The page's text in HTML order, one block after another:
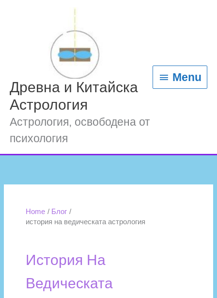
Древна и Китайска
Астрология
Астрология, освободена от
психология
Menu
Home
Блог
история на ведическата астрология
История На
Ведическата